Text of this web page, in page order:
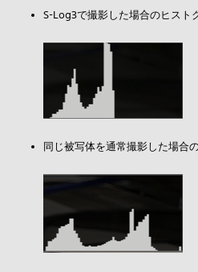
S-Log3で撮影した場合のヒスト
同じ被写体を通常撮影した場合